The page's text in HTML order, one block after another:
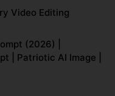
Video Editing
(2026) |
| Patriotic AI Image |